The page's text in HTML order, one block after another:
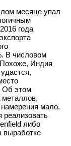
месяце упал
года
В числовом
Индия
Об этом
металлов,
мало.
реализовать
либо
выработке